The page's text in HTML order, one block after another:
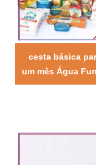
cesta básica
um mês Água